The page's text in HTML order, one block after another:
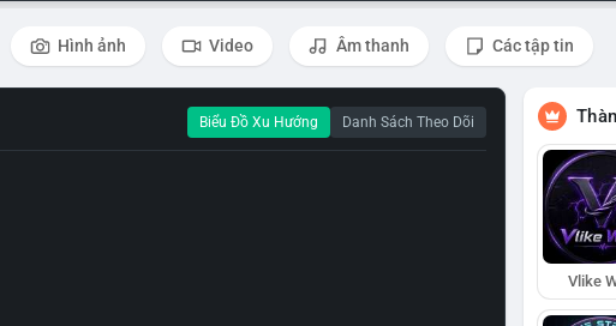
Hình ảnh Video Âm thanh Các tập tin
Biểu Đồ Xu Hướng Danh Sách Theo Dõi
Vlike